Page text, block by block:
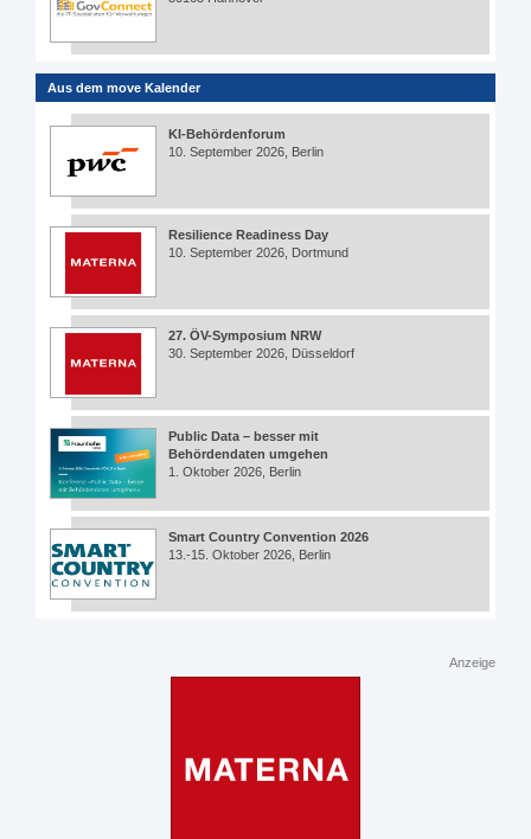
Aus dem move Kalender
KI-Behördenforum
10. September 2026, Berlin
Resilience Readiness Day
10. September 2026, Dortmund
27. ÖV-Symposium NRW
30. September 2026, Düsseldorf
Public Data – besser mit
Behördendaten umgehen
1. Oktober 2026, Berlin
Smart Country Convention 2026
13.-15. Oktober 2026, Berlin
Anzeige